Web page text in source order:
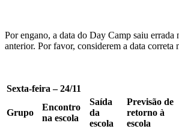
Por engano, a data do Day Camp saiu errada
anterior. Por favor, considerem a data correta
Sexta-feira – 24/11
Grupo
Encontro
na escola
Saída
da
escola
Previsão de
retorno à
escola